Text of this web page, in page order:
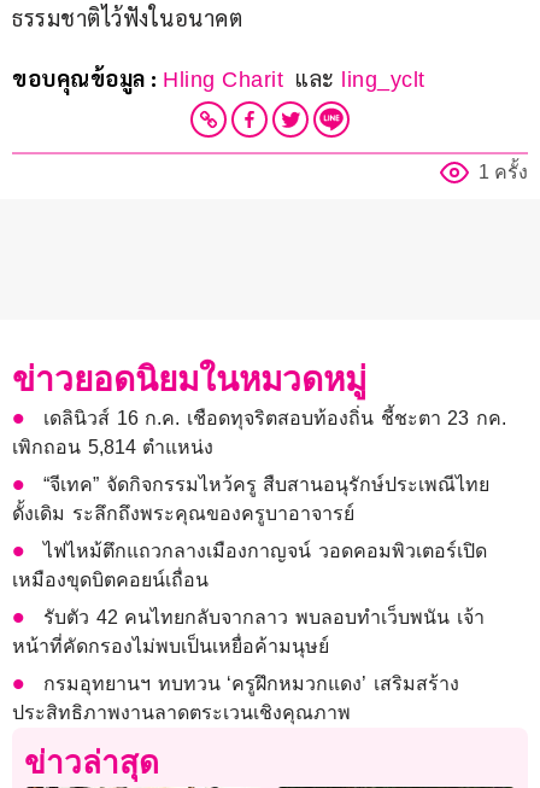
ธรรมชาติไว้ฟังในอนาคต
ขอบคุณข้อมูล : Hling Charit และ ling_yclt
1 ครั้ง
ข่าวยอดนิยมในหมวดหมู่
เดลินิวส์ 16 ก.ค. เชือดทุจริตสอบท้องถิ่น ชี้ชะตา 23 กค.
เพิกถอน 5,814 ตำแหน่ง
“จีเทค” จัดกิจกรรมไหว้ครู สืบสานอนุรักษ์ประเพณีไทย
ดั้งเดิม ระลึกถึงพระคุณของครูบาอาจารย์
ไฟไหม้ตึกแถวกลางเมืองกาญจน์ วอดคอมพิวเตอร์เปิด
เหมืองขุดบิตคอยน์เถื่อน
รับตัว 42 คนไทยกลับจากลาว พบลอบทำเว็บพนัน เจ้า
หน้าที่คัดกรองไม่พบเป็นเหยื่อค้ามนุษย์
กรมอุทยานฯ ทบทวน ‘ครูฝึกหมวกแดง’ เสริมสร้าง
ประสิทธิภาพงานลาดตระเวนเชิงคุณภาพ
ข่าวล่าสุด